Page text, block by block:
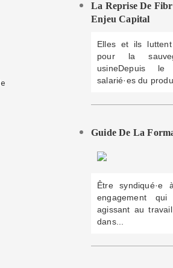
La Reprise De
Enjeu Capital
Elles et ils
pour la
usineDepuis
salarié·es du
Guide De La
Être
engagement
agissant au
dans...